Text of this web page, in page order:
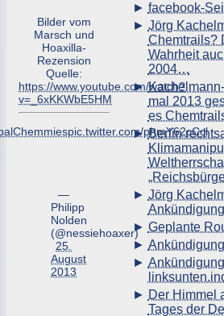
Bilder vom
Marsch und
Hoaxilla-
Rezension
Quelle:
https://www.youtube.com/watch?
v=_6xKKWbE5HM
pic.twitter.com/phmY62cCcl
—
Philipp
Nolden
(@nessiehoaxer)
25.
August
2013
facebook-
Jörg
Chemtrails?
Wahrheit
2004…
mal 2013
es
Berlin
Jörg
Geplante
Der Himmel
Tages der